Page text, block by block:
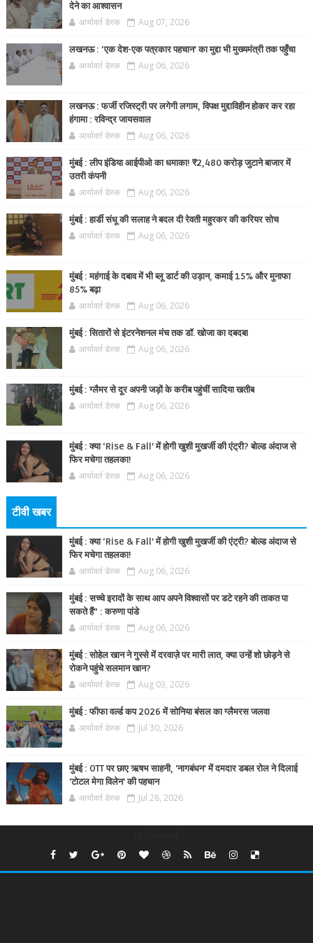
देने का आश्वासन
आर्यावर्त डेस्क Aug 07, 2026
लखनऊ : ‘एक देश-एक पत्रकार पहचान’ का मुद्दा भी मुख्यमंत्री तक पहुँचा
आर्यावर्त डेस्क Aug 06, 2026
लखनऊ : फर्जी रजिस्ट्री पर लगेगी लगाम, विपक्ष मुद्दाविहीन होकर कर रहा
हंगामा : रविन्द्र जायसवाल
आर्यावर्त डेस्क Aug 06, 2026
मुंबई : लीप इंडिया आईपीओ का धमाका! ₹2,480 करोड़ जुटाने बाजार में
उतरी कंपनी
आर्यावर्त डेस्क Aug 06, 2026
मुंबई : हार्डी संधू की सलाह ने बदल दी रेवती महुरकर की करियर सोच
आर्यावर्त डेस्क Aug 06, 2026
मुंबई : महंगाई के दबाव में भी ब्लू डार्ट की उड़ान, कमाई 15% और मुनाफा
85% बढ़ा
आर्यावर्त डेस्क Aug 06, 2026
मुंबई : सितारों से इंटरनेशनल मंच तक डॉ. खोजा का दबदबा
आर्यावर्त डेस्क Aug 06, 2026
मुंबई : ग्लैमर से दूर अपनी जड़ों के करीब पहुंचीं सादिया खतीब
आर्यावर्त डेस्क Aug 06, 2026
मुंबई : क्या ‘Rise & Fall’ में होगी खुशी मुखर्जी की एंट्री? बोल्ड अंदाज से
फिर मचेगा तहलका!
आर्यावर्त डेस्क Aug 06, 2026
टीवी खबर
मुंबई : क्या ‘Rise & Fall’ में होगी खुशी मुखर्जी की एंट्री? बोल्ड अंदाज से
फिर मचेगा तहलका!
आर्यावर्त डेस्क Aug 06, 2026
मुंबई : सच्चे इरादों के साथ आप अपने विश्वासों पर डटे रहने की ताकत पा
सकते हैं” : करुणा पांडे
आर्यावर्त डेस्क Aug 06, 2026
मुंबई : सोहेल खान ने गुस्से में दरवाज़े पर मारी लात, क्या उन्हें शो छोड़ने से
रोकने पहुंचे सलमान खान?
आर्यावर्त डेस्क Aug 03, 2026
मुंबई : फीफा वर्ल्ड कप 2026 में सोनिया बंसल का ग्लैमरस जलवा
आर्यावर्त डेस्क Jul 30, 2026
मुंबई : OTT पर छाए ऋषभ साहनी, 'नागबंधन' में दमदार डबल रोल ने दिलाई
'टोटल मेगा विलेन' की पहचान
आर्यावर्त डेस्क Jul 28, 2026